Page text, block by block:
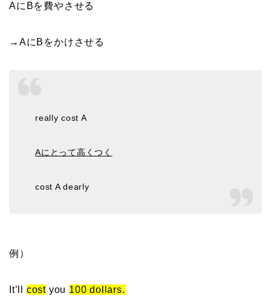
AにBを費やさせる
→AにBをかけさせる
really cost A
Aにとって高くつく
cost A dearly
例）
It’ll cost you 100 dollars.